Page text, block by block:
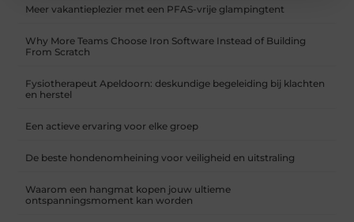
Meer vakantieplezier met een PFAS-vrije glampingtent
Why More Teams Choose Iron Software Instead of Building
From Scratch
Fysiotherapeut Apeldoorn: deskundige begeleiding bij klachten
en herstel
Een actieve ervaring voor elke groep
De beste hondenomheining voor veiligheid en uitstraling
Waarom een hangmat kopen jouw ultieme
ontspanningsmoment kan worden